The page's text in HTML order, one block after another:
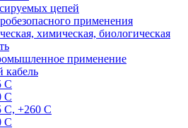
цепей
применения
химическая, биологическая
применение
кабель
С
C
С, +260 С
C